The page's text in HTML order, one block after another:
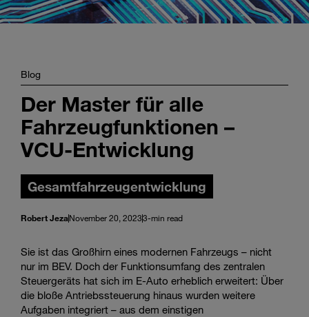
Blog
Der Master für alle
Fahrzeugfunktionen –
VCU-Entwicklung
Gesamtfahrzeugentwicklung
Robert JezaNovember 20, 20233-min read
Sie ist das Großhirn eines modernen Fahrzeugs – nicht
nur im BEV. Doch der Funktionsumfang des zentralen
Steuergeräts hat sich im E-Auto erheblich erweitert: Über
die bloße Antriebssteuerung hinaus wurden weitere
Aufgaben integriert – aus dem einstigen